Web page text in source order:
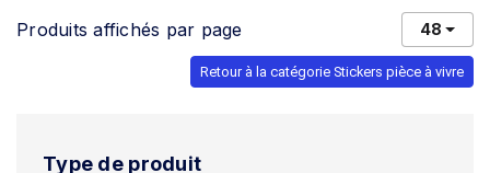
Produits affichés par page 48
Retour à la catégorie Stickers pièce à vivre
Type de produit